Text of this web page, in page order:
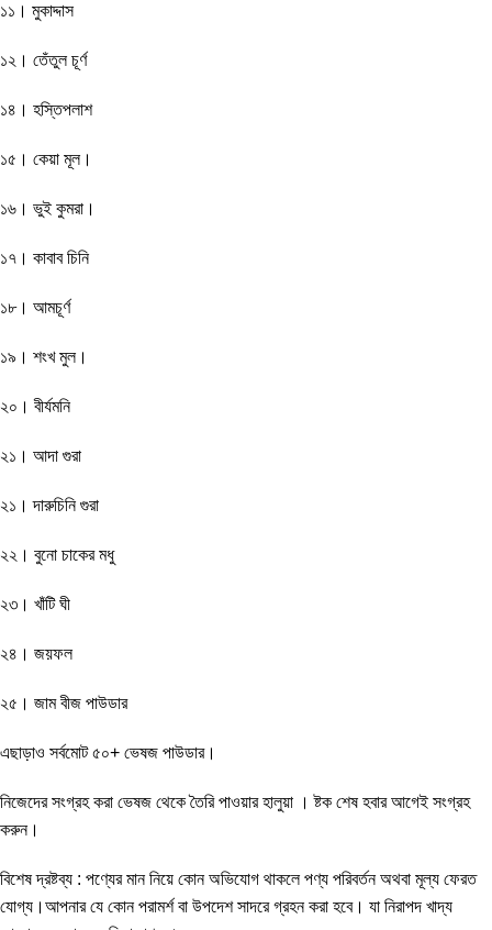
১১। মুকাদ্দাস
১২। তেঁতুল চূর্ণ
১৪। হস্তিপলাশ
১৫। কেয়া মূল।
১৬। ভুই কুমরা।
১৭। কাবাব চিনি
১৮। আমচূর্ণ
১৯। শংখ মুল।
২০। বীর্যমনি
২১। আদা গুরা
২১। দারুচিনি গুরা
২২। বুনো চাকের মধু
২৩। খাঁটি ঘী
২৪। জয়ফল
২৫। জাম বীজ পাউডার
এছাড়াও সর্বমোট ৫০+ ভেষজ পাউডার।
নিজেদের সংগ্রহ করা ভেষজ থেকে তৈরি পাওয়ার হালুয়া । ষ্টক শেষ হবার আগেই সংগ্রহ
করুন।
বিশেষ দ্রষ্টব্য : পণ্যের মান নিয়ে কোন অভিযোগ থাকলে পণ্য পরিবর্তন অথবা মূল্য ফেরত
যোগ্য।আপনার যে কোন পরামর্শ বা উপদেশ সাদরে গ্রহন করা হবে। যা নিরাপদ খাদ্য